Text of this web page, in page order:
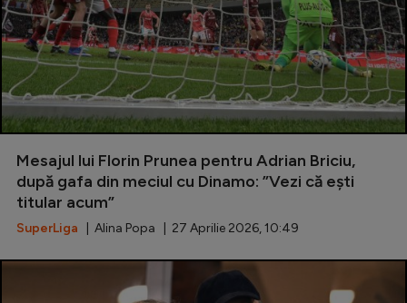
Mesajul lui Florin Prunea pentru Adrian Briciu,
după gafa din meciul cu Dinamo: ”Vezi că ești
titular acum”
SuperLiga | Alina Popa | 27 Aprilie 2026, 10:49